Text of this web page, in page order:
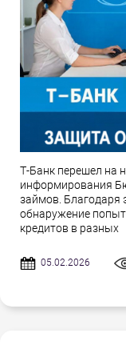
Т-Банк перешел на
информирования
займов.
обнаружение
кредитов в разных
05.02.2026